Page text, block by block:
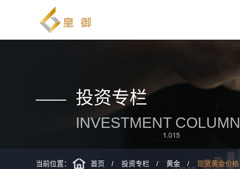
投资专栏
INVESTMENT COLUMN
当前位置： 首页 投资专栏 黄金 现货黄金价格